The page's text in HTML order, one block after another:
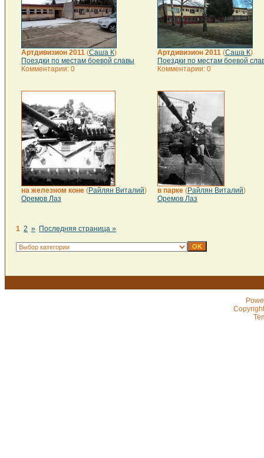
Артдивизион 2011 (Саша К)
Поездки по местам боевой славы
Комментарии: 0
Артдивизион 2011 (Саша К)
Поездки по местам боевой
Комментарии: 0
на железном коне (Райлян Виталий)
Оремов Лаз
в парке (Райлян Виталий)
Оремов Лаз
1 2 » Последняя страница »